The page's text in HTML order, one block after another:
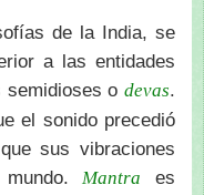
de la India, se
a las entidades
o devas.
el sonido precedió
sus vibraciones
Mantra es